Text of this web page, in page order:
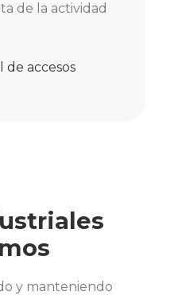
de la actividad
de accesos
y manteniendo